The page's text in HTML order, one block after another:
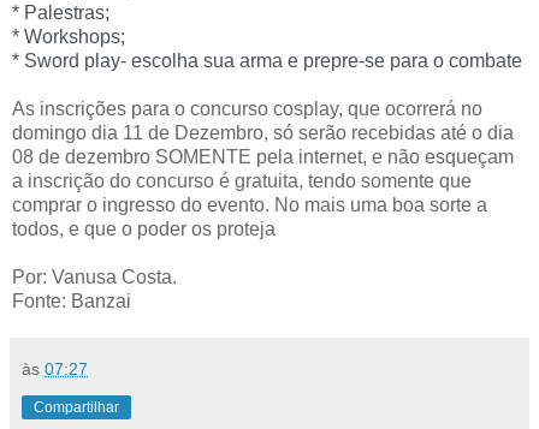
* Palestras;
* Workshops;
* Sword play- escolha sua arma e prepre-se para o combate
As inscrições para o concurso cosplay, que ocorrerá no
domingo dia 11 de Dezembro, só serão recebidas até o dia
08 de dezembro SOMENTE pela internet, e não esqueçam
a inscrição do concurso é gratuita, tendo somente que
comprar o ingresso do evento. No mais uma boa sorte a
todos, e que o poder os proteja
Por: Vanusa Costa.
Fonte: Banzai
às 07:27
Compartilhar